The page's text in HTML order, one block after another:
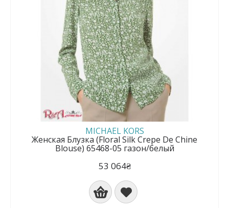
MICHAEL KORS
Женская Блузка (Floral Silk Crepe De Chine
Blouse) 65468-05 газон/белый
53 064₴